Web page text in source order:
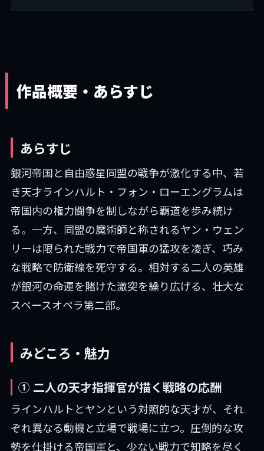
作品概要・あらすじ
あらすじ
銀河帝国と自由惑星同盟の戦争が激化する中、若
き天才ラインハルト・フォン・ローエングラムは
帝国内の権力闘争を制しながら覇道を歩み続け
る。一方、同盟の魔術師と称されるヤン・ウェン
リーは限られた戦力で帝国軍の猛攻を凌ぎ、巧み
な戦略で防衛線を死守する。相対する二人の英雄
が銀河の命運を賭けた激突を繰り広げる、壮大な
スペースオペラ第二部。
みどころ・魅力
① 二人の天才指揮官が描く戦略の応酬
ラインハルトとヤンという対照的な天才が、それ
ぞれ異なる動機と立場で戦場に立つ。圧倒的な攻
勢を仕掛ける帝国軍と、少ない戦力で知略を尽く